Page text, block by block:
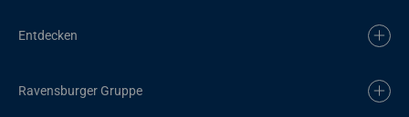
Entdecken
Ravensburger Gruppe